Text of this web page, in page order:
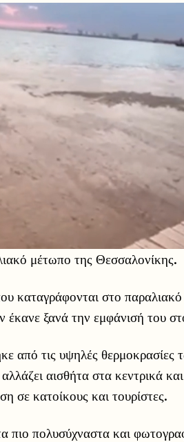
μέτωπο της Θεσσαλονίκης.
καταγράφονται στο
έκανε ξανά την εμφάνισή του
από τις υψηλές θερμοκρασίες
αισθήτα στα κεντρικά
σε κατοίκους και τουρίστες.
πιο πολυσύχναστα και